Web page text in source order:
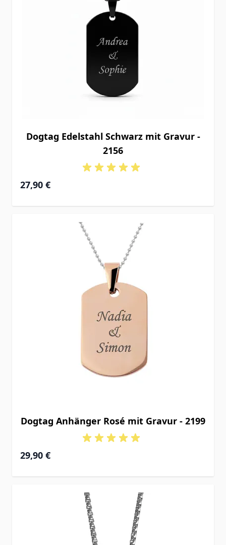
Dogtag Edelstahl Schwarz mit Gravur -
2156
27,90 €
Dogtag Anhänger Rosé mit Gravur - 2199
29,90 €